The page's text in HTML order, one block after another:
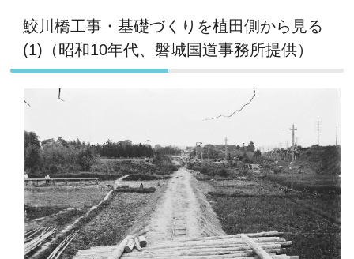
鮫川橋工事・基礎づくりを植田側から見る
(1)（昭和10年代、磐城国道事務所提供）